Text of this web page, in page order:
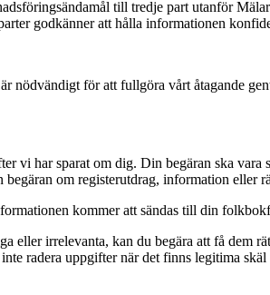
till tredje part utanför
godkänner att hålla informationen
nödvändigt för att fullgöra vårt åtagande
vi har sparat om dig. Din begäran ska
om registerutdrag, information eller
kommer att sändas till din
irrelevanta, kan du begära att få dem
radera uppgifter när det finns legitima